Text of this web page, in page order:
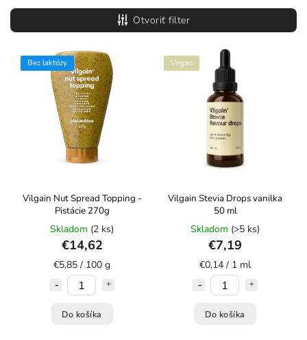
Najlacnejšie
Najdrahšie
Abecedne
Otvoriť filter
Bez laktózy
Vilgain Nut Spread Topping -
Pistácie 270g
Skladom (2 ks)
€14,62
€5,85 / 100 g
Do košíka
Vegan
Vilgain Stevia Drops vanilka
50 ml
Skladom (>5 ks)
€7,19
€0,14 / 1 ml
Do košíka